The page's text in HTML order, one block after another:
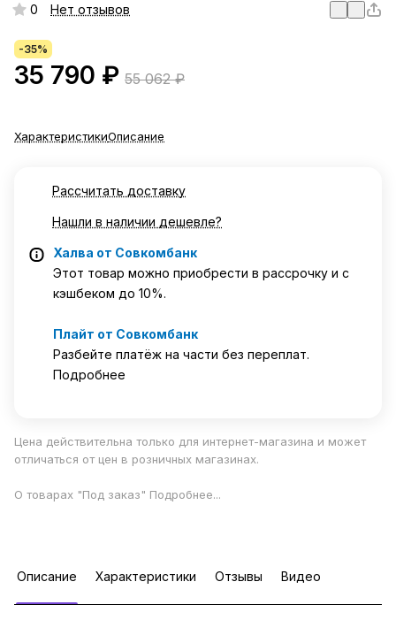
0 Нет отзывов
-35%
35 790 ₽ 55 062 ₽
ХарактеристикиОписание
Рассчитать доставку
Нашли в наличии дешевле?
Халва от Совкомбанк
Этот товар можно приобрести в рассрочку и с
кэшбеком до 10%.
Плайт от Совкомбанк
Разбейте платёж на части без переплат.
Подробнее
Цена действительна только для интернет-магазина и может
отличаться от цен в розничных магазинах.
О товарах "Под заказ" Подробнее...
Описание Характеристики Отзывы Видео